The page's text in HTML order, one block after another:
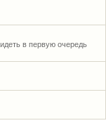
в первую очередь